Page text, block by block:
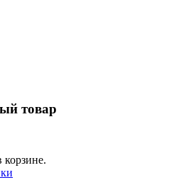
товар
корзине.